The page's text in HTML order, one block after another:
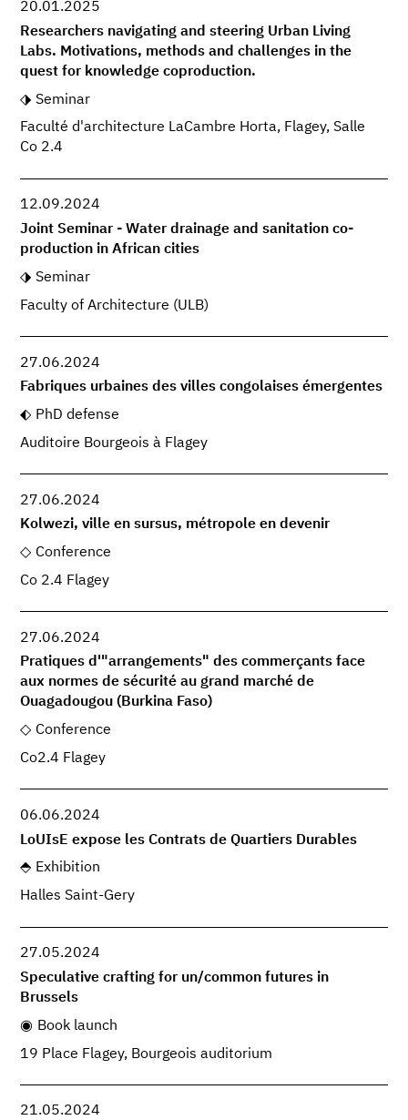
20.01.2025
Researchers navigating and steering Urban Living
Labs. Motivations, methods and challenges in the
quest for knowledge coproduction.
Seminar
Faculté d'architecture LaCambre Horta, Flagey, Salle
Co 2.4
12.09.2024
Joint Seminar - Water drainage and sanitation co-
production in African cities
Seminar
Faculty of Architecture (ULB)
27.06.2024
Fabriques urbaines des villes congolaises émergentes
PhD defense
Auditoire Bourgeois à Flagey
27.06.2024
Kolwezi, ville en sursus, métropole en devenir
Conference
Co 2.4 Flagey
27.06.2024
Pratiques d'"arrangements" des commerçants face
aux normes de sécurité au grand marché de
Ouagadougou (Burkina Faso)
Conference
Co2.4 Flagey
06.06.2024
LoUIsE expose les Contrats de Quartiers Durables
Exhibition
Halles Saint-Gery
27.05.2024
Speculative crafting for un/common futures in
Brussels
Book launch
19 Place Flagey, Bourgeois auditorium
21.05.2024